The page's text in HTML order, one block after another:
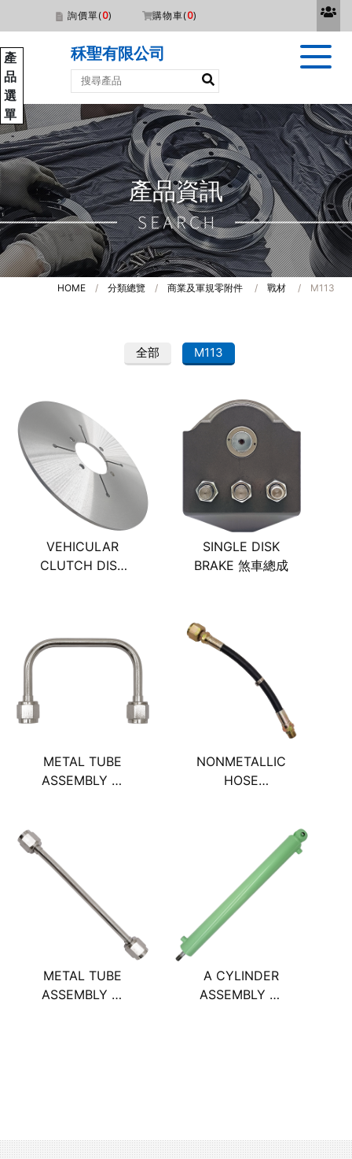
詢價單(0) 購物車(0)
秝聖有限公司
產品資訊
HOME/ 分類總覽/ 商業及軍規零附件/ 戰材/ M113
產
品
選
單
全部 M113
VEHICULAR
CLUTCH DISK
SINGLE DISK
BRAKE 煞車總成
METAL TUBE
ASSEMBLY 管
NONMETALLIC
HOSE
METAL TUBE
ASSEMBLY 管
A CYLINDER
ASSEMBLY 著